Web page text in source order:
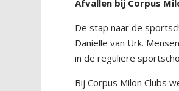
Afvallen bij Corpus
De stap naar de
Danielle van Urk.
in de reguliere
Bij Corpus Milon Clubs